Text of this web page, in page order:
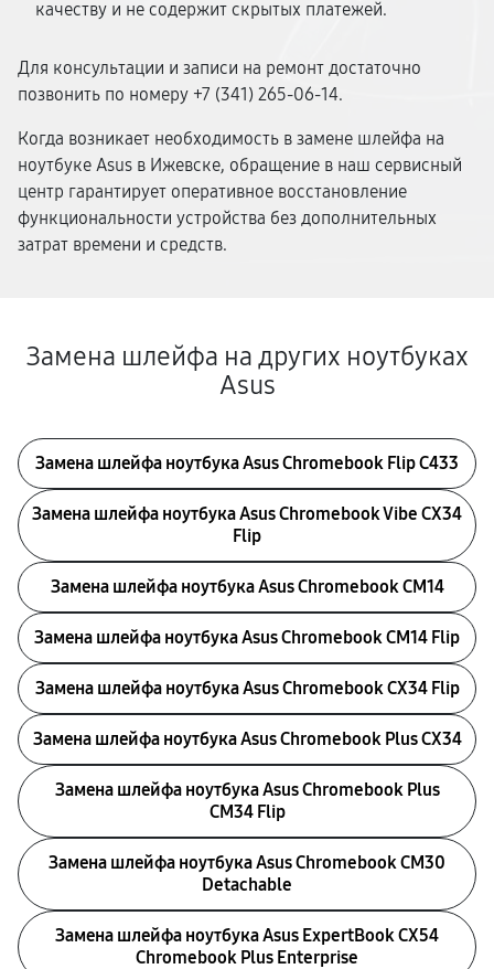
качеству и не содержит скрытых платежей.
Для консультации и записи на ремонт достаточно
позвонить по номеру +7 (341) 265-06-14.
Когда возникает необходимость в замене шлейфа на
ноутбуке Asus в Ижевске, обращение в наш сервисный
центр гарантирует оперативное восстановление
функциональности устройства без дополнительных
затрат времени и средств.
Замена шлейфа на других ноутбуках
Asus
Замена шлейфа ноутбука Asus Chromebook Flip C433
Замена шлейфа ноутбука Asus Chromebook Vibe CX34
Flip
Замена шлейфа ноутбука Asus Chromebook CM14
Замена шлейфа ноутбука Asus Chromebook CM14 Flip
Замена шлейфа ноутбука Asus Chromebook CX34 Flip
Замена шлейфа ноутбука Asus Chromebook Plus CX34
Замена шлейфа ноутбука Asus Chromebook Plus
CM34 Flip
Замена шлейфа ноутбука Asus Chromebook CM30
Detachable
Замена шлейфа ноутбука Asus ExpertBook CX54
Chromebook Plus Enterprise